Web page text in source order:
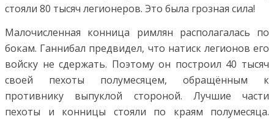
стояли 80 тысяч легионеров. Это была грозная сила!
Малочисленная конница римлян располагалась по
бокам. Ганнибал предвидел, что натиск легионов его
войску не сдержать. Поэтому он построил 40 тысяч
своей пехоты полумесяцем, обращённым к
противнику выпуклой стороной. Лучшие части
пехоты и конницы стояли по краям полумесяца.